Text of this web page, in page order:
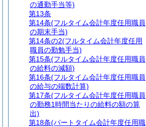
の通勤手当等)
第13条
第14条(フルタイム会計年度任用職員
の期末手当)
第14条の2(フルタイム会計年度任用
職員の勤勉手当)
第15条(フルタイム会計年度任用職員
の給料の減額)
第16条(フルタイム会計年度任用職員
の給与の端数計算)
第17条(フルタイム会計年度任用職員
の勤務1時間当たりの給料の額の算
出)
第18条(パートタイム会計年度任用職